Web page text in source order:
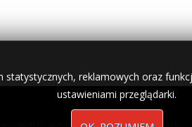
reklamowych oraz
ustawieniami przeglądarki.